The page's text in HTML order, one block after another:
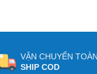
VẬN CHUYỂN
SHIP COD